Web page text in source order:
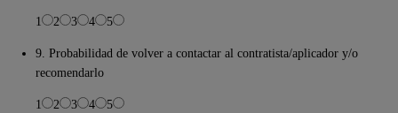
1 2 3 4 5
9. Probabilidad de volver a contactar al contratista/aplicador y/o
recomendarlo
1 2 3 4 5